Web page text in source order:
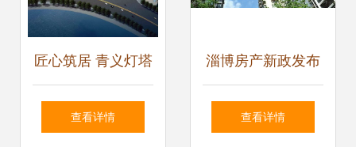
匠心筑居 青义灯塔
二社地块房地产开
查看详情
淄博房产新政发布
限价限售并启，你
查看详情